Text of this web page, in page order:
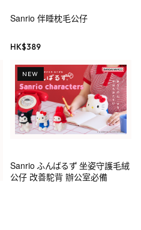
Sanrio 伴睡枕毛公仔
HK$389
NEW
Sanrio ふんばるず 坐姿守護毛絨
公仔 改善駝背 辦公室必備